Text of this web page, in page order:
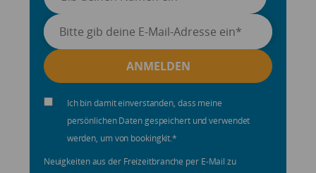
Ich bin damit einverstanden, dass meine
persönlichen Daten gespeichert und verwendet
werden, um von bookingkit.*
Neuigkeiten aus der Freizeitbranche per E-Mail zu